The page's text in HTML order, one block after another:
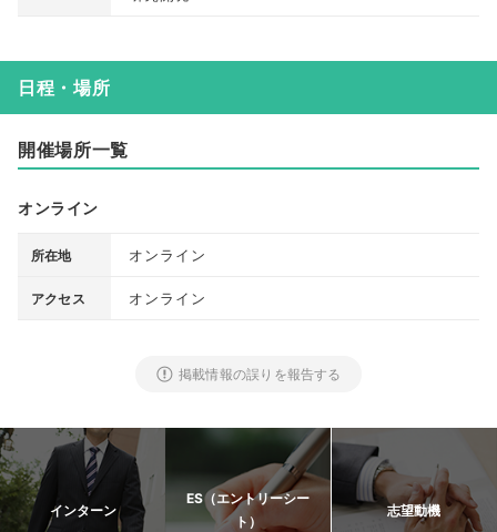
日程・場所
開催場所一覧
オンライン
所在地 オンライン
アクセス オンライン
掲載情報の誤りを報告する
インターン
ES（エントリーシー
ト）
志望動機